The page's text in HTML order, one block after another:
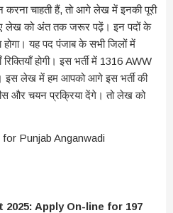
चाहती हैं, तो आगे लेख में इनकी पूरी
लेख को अंत तक जरूर पढ़ें। इन पदों के
यह पद पंजाब के सभी जिलों में
होगी। इस भर्ती में 1316 AWW
इस लेख में हम आपको आगे इस भर्ती की
और चयन प्रक्रिया देंगे। तो लेख को
Apply On-line for 197